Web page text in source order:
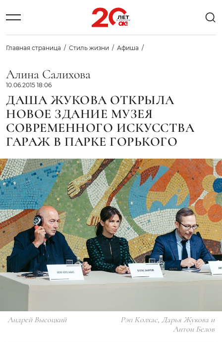
Главная страница Стиль жизни Афиша
Алина Салихова
10.06.2015 18:06
ДАША ЖУКОВА ОТКРЫЛА
НОВОЕ ЗДАНИЕ МУЗЕЯ
СОВРЕМЕННОГО ИСКУССТВА
ГАРАЖ В ПАРКЕ ГОРЬКОГО
Андрей Высоцкий
Рэп Колхас, Дарья Жукова и
Антон Белов